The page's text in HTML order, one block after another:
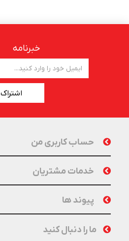
خبرنامه
اشتراک
حساب کاربری من
خدمات مشتریان
پیوند ها
ما را دنبال کنید